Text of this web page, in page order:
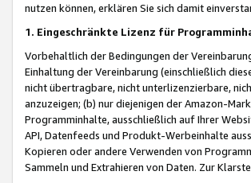
nutzen können, erklären Sie sich damit
1. Eingeschränkte Lizenz für
Vorbehaltlich der Bedingungen der
Einhaltung der Vereinbarung (einschließlich
nicht übertragbare, nicht unterlizenzierbare,
anzuzeigen; (b) nur diejenigen der Amazon-
Programminhalte, ausschließlich auf Ihrer
API, Datenfeeds und Produkt-Werbeinhalte
Kopieren oder andere Verwenden von
Sammeln und Extrahieren von Daten. Zur